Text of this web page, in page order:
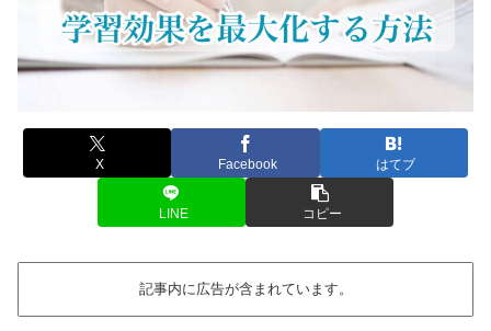
X Facebook はてブ
LINE コピー
記事内に広告が含まれています。